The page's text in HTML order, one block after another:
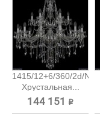
1415/12+6/360/2d/Ni
Хрустальная...
144 151 ₽